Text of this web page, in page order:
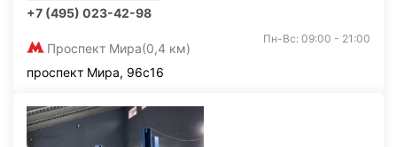
+7 (495) 023-42-98
Проспект Мира(0,4 км)
Пн-Вс: 09:00 - 21:00
проспект Мира, 96с16